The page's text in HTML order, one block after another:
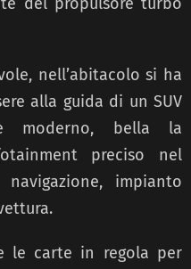
del propulsore turbo
nell’abitacolo si ha
alla guida di un SUV
moderno, bella la
preciso nel
impianto
carte in regola per